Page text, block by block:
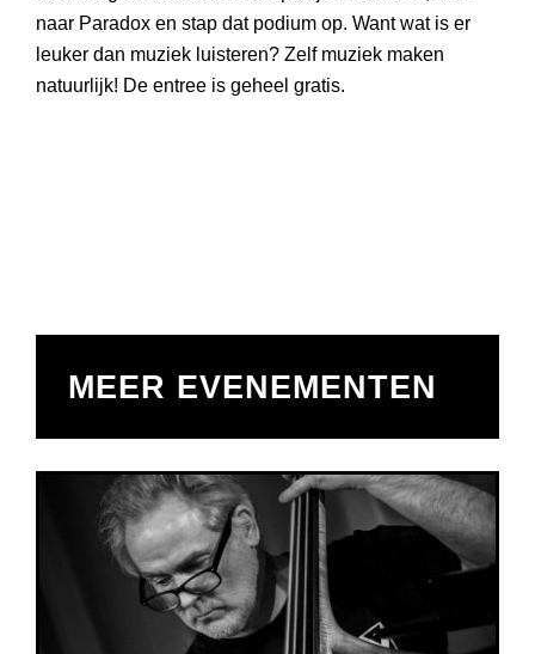
naar Paradox en stap dat podium op. Want wat is er
leuker dan muziek luisteren? Zelf muziek maken
natuurlijk! De entree is geheel gratis.
MEER EVENEMENTEN